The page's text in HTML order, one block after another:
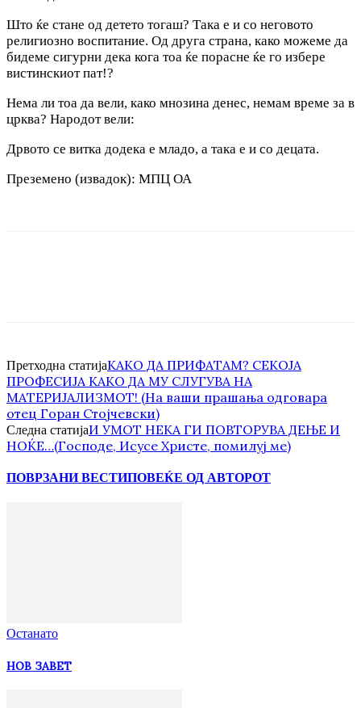
Што ќе стане од детето тогаш? Така е и со неговото
религиозно воспитание. Од друга страна, како можеме да
бидеме сигурни дека кога тоа ќе порасне ќе го избере
вистинскиот пат!?
Нема ли тоа да вели, како мнозина денес, немам време за в
црква? Народот вели:
Дрвото се витка додека е младо, а така е и со децата.
Преземено (извадок): МПЦ ОА
Претходна статијаКАКО ДА ПРИФАТАМ? СЕКОЈА
ПРОФЕСИЈА КАКО ДА МУ СЛУГУВА НА
МАТЕРИЈАЛИЗМОТ! (На ваши прашања одговара
отец Горан Стојчевски)
Следна статијаИ УМОТ НЕКА ГИ ПОВТОРУВА ДЕЊЕ И
НОЌЕ…(Господе, Исусе Христе, помилуј ме)
ПОВРЗАНИ ВЕСТИПОВЕЌЕ ОД АВТОРОТ
Останато
НОВ ЗАВЕТ